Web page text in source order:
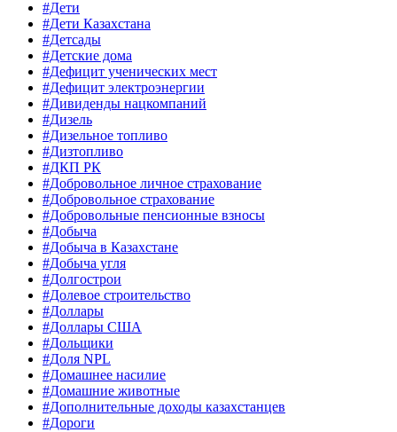
#Дети
#Дети Казахстана
#Детсады
#Детские дома
#Дефицит ученических мест
#Дефицит электроэнергии
#Дивиденды нацкомпаний
#Дизель
#Дизельное топливо
#Дизтопливо
#ДКП РК
#Добровольное личное страхование
#Добровольное страхование
#Добровольные пенсионные взносы
#Добыча
#Добыча в Казахстане
#Добыча угля
#Долгострои
#Долевое строительство
#Доллары
#Доллары США
#Дольщики
#Доля NPL
#Домашнее насилие
#Домашние животные
#Дополнительные доходы казахстанцев
#Дороги